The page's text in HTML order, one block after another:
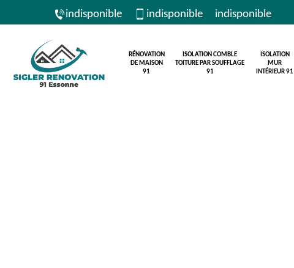
indisponible indisponible indisponible
RÉNOVATION
DE MAISON
91
ISOLATION COMBLE
TOITURE PAR SOUFFLAGE
91
ISOLATION
MUR
INTÉRIEUR 91